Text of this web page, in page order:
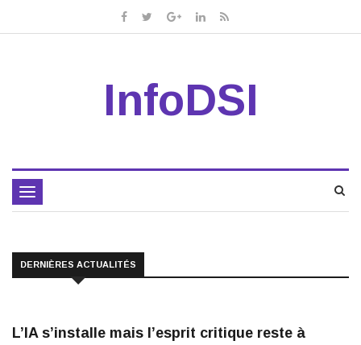
InfoDSI
Toggle
navigation
DERNIÈRES ACTUALITÉS
L’IA s’installe mais l’esprit critique reste à